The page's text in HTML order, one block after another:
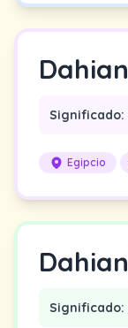
Dahian
Significado:
Egipcio
Dahian
Significado: